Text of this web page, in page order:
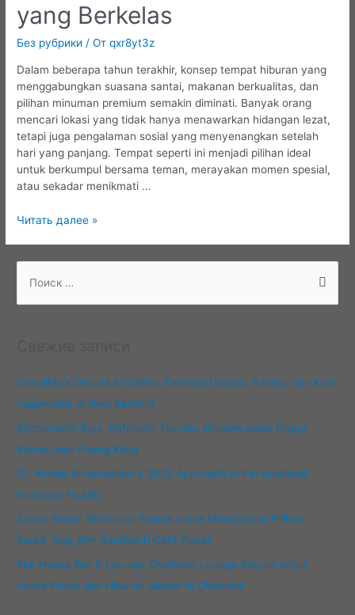
yang Berkelas
Без рубрики / От qxr8yt3z
Dalam beberapa tahun terakhir, konsep tempat hiburan yang
menggabungkan suasana santai, makanan berkualitas, dan
pilihan minuman premium semakin diminati. Banyak orang
mencari lokasi yang tidak hanya menawarkan hidangan lezat,
tetapi juga pengalaman sosial yang menyenangkan setelah
hari yang panjang. Tempat seperti ini menjadi pilihan ideal
untuk berkumpul bersama teman, merayakan momen spesial,
atau sekadar menikmati …
Frisky
Bar
Modern
Читать далее »
:GrandMa’s Donuts & Coffee: Destinasi Donat, Pastry, dan Kopi
Legendaris di New Bedford
Kitchenette-Plus: Referensi Furnitur Modern untuk Dapur,
Kamar, dan Ruang Kerja
Dr. Amalia Annaradnam’s 2026 Approach to Personalised
Hormone Health
Zupas Menu: Referensi Praktis untuk Mengetahui Pilihan
Salad, Sup, dan Sandwich Café Zupas
Fire House Bar & Lounge: Destinasi Lounge Favorit untuk
Acara Privat dan Hiburan Malam di Charlotte